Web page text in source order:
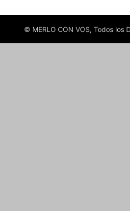
© MERLO CON VOS, Todos los